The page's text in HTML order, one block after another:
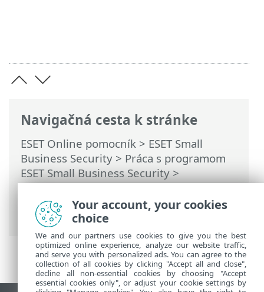
Navigačná cesta k stránke
ESET Online pomocník > ESET Small
Business Security > Práca s programom
ESET Small Business Security>
Nastavenia>Ochrana siete>Riešenie
problémov s Firewallom> Vytváranie
rozšírených protokolov ochrany siete
Your account, your cookies
choice
We and our partners use cookies to give you the best
optimized online experience, analyze our website traffic,
and serve you with personalized ads. You can agree to the
collection of all cookies by clicking "Accept all and close",
decline all non-essential cookies by choosing "Accept
essential cookies only", or adjust your cookie settings by